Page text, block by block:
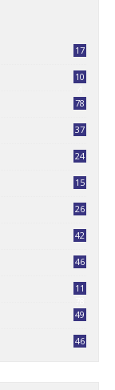
17
10
78
37
24
15
26
42
46
11
49
46